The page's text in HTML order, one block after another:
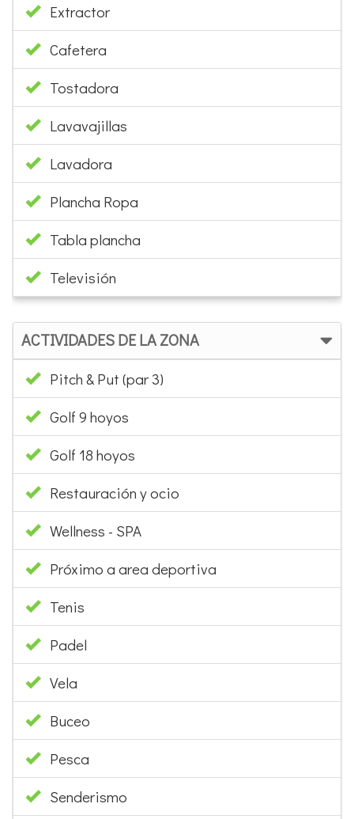
Extractor
Cafetera
Tostadora
Lavavajillas
Lavadora
Plancha Ropa
Tabla plancha
Televisión
ACTIVIDADES DE LA ZONA
Pitch & Put (par 3)
Golf 9 hoyos
Golf 18 hoyos
Restauración y ocio
Wellness - SPA
Próximo a area deportiva
Tenis
Padel
Vela
Buceo
Pesca
Senderismo